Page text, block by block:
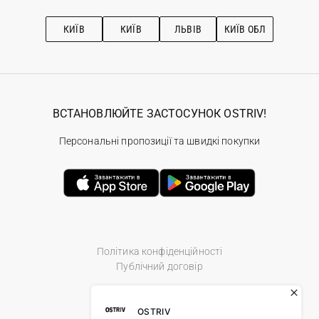
Рекомендації з догляду
КИЇВ КИЇВ ЛЬВІВ КИЇВ ОБЛ
Політика конфіденційності
Публічний договір
ВСТАНОВЛЮЙТЕ ЗАСТОСУНОК OSTRIV!
Персональні пропозиції та швидкі покупки